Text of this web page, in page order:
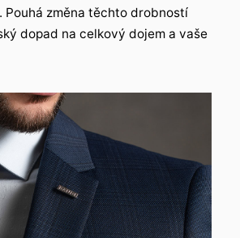
změna těchto drobností
dopad na celkový dojem a vaše